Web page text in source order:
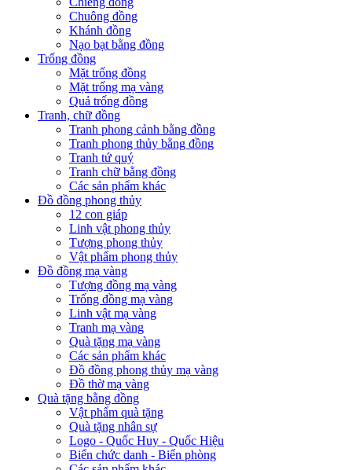
Chuông đồng
Khánh đồng
Nạo bạt bằng đồng
Trống đồng
Mặt trống đồng
Mặt trống mạ vàng
Quả trống đồng
Tranh, chữ đồng
Tranh phong cảnh bằng đồng
Tranh phong thủy bằng đồng
Tranh tứ quý
Tranh chữ bằng đồng
Các sản phẩm khác
Đồ đồng phong thủy
12 con giáp
Linh vật phong thủy
Tượng phong thủy
Vật phẩm phong thủy
Đồ đồng mạ vàng
Tượng đồng mạ vàng
Trống đồng mạ vàng
Linh vật mạ vàng
Tranh mạ vàng
Quà tặng mạ vàng
Các sản phẩm khác
Đồ đồng phong thủy mạ vàng
Đồ thờ mạ vàng
Quà tặng bằng đồng
Vật phẩm quà tặng
Quà tặng nhân sự
Logo - Quốc Huy - Quốc Hiệu
Biển chức danh - Biển phòng